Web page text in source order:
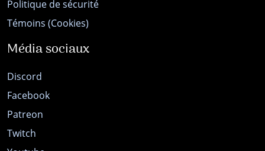
Politique de sécurité
Témoins (Cookies)
Média sociaux
Discord
Facebook
Patreon
Twitch